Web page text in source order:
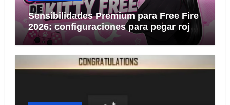
Sensibilidades Premium para Free Fire
2026: configuraciones para pegar rojo
KITTY FREE